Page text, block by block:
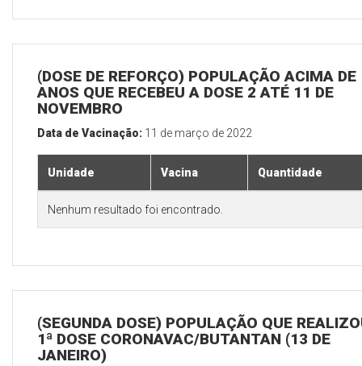
(DOSE DE REFORÇO) POPULAÇÃO ACIMA DE
ANOS QUE RECEBEU A DOSE 2 ATÉ 11 DE
NOVEMBRO
Data de Vacinação: 11 de março de 2022
Unidade Vacina Quantidade
Nenhum resultado foi encontrado.
(SEGUNDA DOSE) POPULAÇÃO QUE
1ª DOSE CORONAVAC/BUTANTAN (13 DE
JANEIRO)